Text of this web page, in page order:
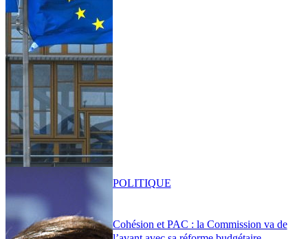
Cohésion et PAC : la Commission va de
POLITIQUE